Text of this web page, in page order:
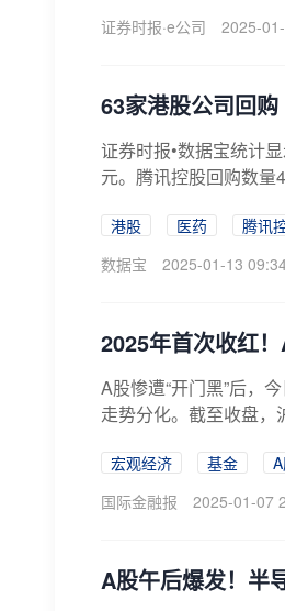
证券时报·e公司
2025-
63家港股公司回
证券时报•数据宝统计
元。腾讯控股回购数量
港股 医药
腾讯
数据宝
2025-01-13
2025年首次收红
A股惨遭“开门黑”后，
走势分化。截至收盘，
宏观经济 基金
国际金融报
2025-01-07
A股午后爆发！半